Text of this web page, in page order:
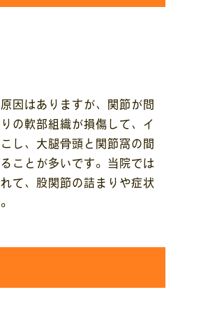
因はありますが、関節が問
の軟部組織が損傷して、イ
し、大腿骨頭と関節窩の間
ことが多いです。当院では
て、股関節の詰まりや症状